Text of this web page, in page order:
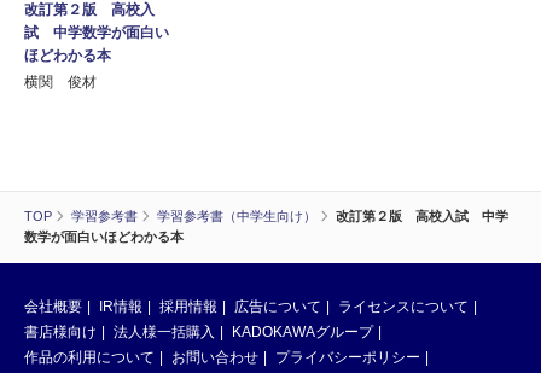
TOP 学習参考書 学習参考書（中学生向け）
改訂第２版 高校入試 中学
数学が面白いほどわかる本
改訂第２版 高校入
試 中学数学が面白い
ほどわかる本
横関 俊材
会社概要 IR情報 採用情報 広告について
ライセンスについて
書店様向け
法人様一括購入
KADOKAWAグループ
作品の利用について
お問い合わせ プライバシーポリシー